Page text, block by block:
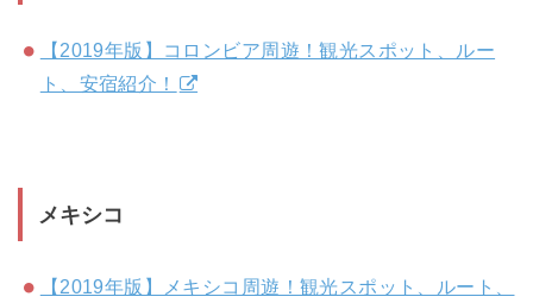
【2019年版】コロンビア周遊！観光スポット、ルー
ト、安宿紹介！
メキシコ
【2019年版】メキシコ周遊！観光スポット、ルート、